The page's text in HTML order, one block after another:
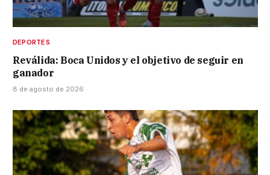
DEPORTES
Reválida: Boca Unidos y el objetivo de seguir en
ganador
8 de agosto de 2026